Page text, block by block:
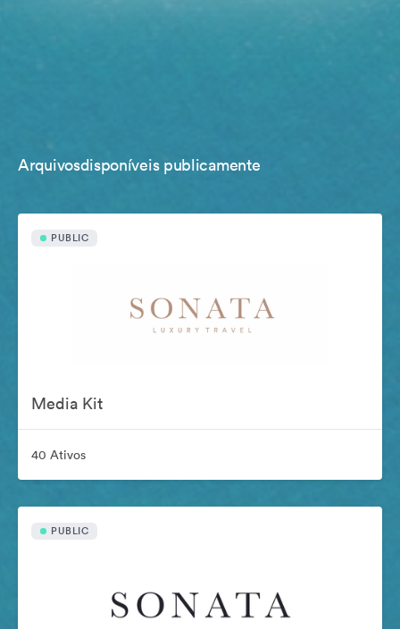
Arquivosdisponíveis publicamente
PUBLIC
Media Kit
40 Ativos
PUBLIC